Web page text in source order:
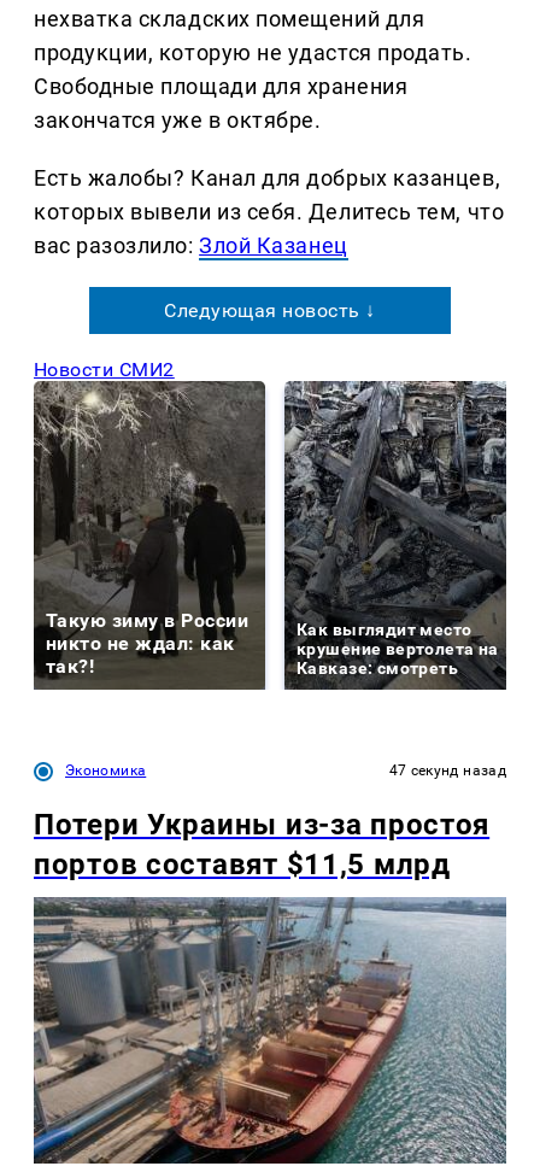
нехватка складских помещений для
продукции, которую не удастся продать.
Свободные площади для хранения
закончатся уже в октябре.
Есть жалобы? Канал для добрых казанцев,
которых вывели из себя. Делитеcь тем, что
вас разозлило:Злой Казанец
Следующая новость ↓
Новости СМИ2
Такую зиму в России
никто не ждал: как
так?!
Как выглядит место
крушение вертолета на
Кавказе: смотреть
Экономика 47 секунд назад
Потери Украины из-за простоя
портов составят $11,5 млрд